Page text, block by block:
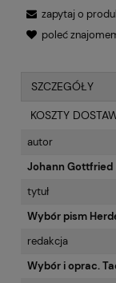
zapytaj o
poleć
SZCZEGÓŁY
KOSZTY
CENA NIE
autor
Johann Gottfried
tytuł
Wybór pism
redakcja
Wybór i oprac.